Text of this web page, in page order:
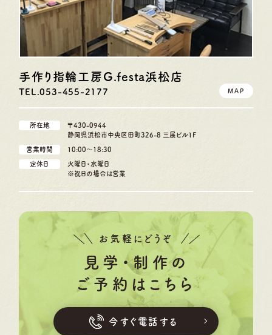
手作り指輪工房G.festa浜松店
TEL.053-455-2177 MAP
所在地
〒430-0944
静岡県浜松市中央区田町326-8 三展ビル1F
営業時間 10:00〜18:30
定休日
火曜日・水曜日
※祝日の場合は営業
お気軽にどうぞ
見学・制作の
ご予約はこちら
今すぐ電話する